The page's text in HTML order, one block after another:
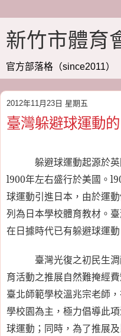
新竹市體育
官方部落格（since2011）
2012年11月23日 星期五
臺灣躲避球運動
躲避球運動起源於
l900年左右盛行於美國。
球運動引進日本，由於運
列為日本學校體育教材。
在日據時代已有躲避球運動
臺灣光復之初民生
育活動之推展自然難掩經
臺北師範學校溫兆宗老師
學校園為主，極力倡導此
球運動；同時，為了推展